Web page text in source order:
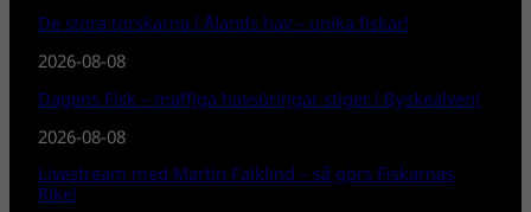
De stora torskarna i Ålands hav – unika fiskar!
2026-08-08
Dagens Fisk – maffiga havsöringar stiger i Byskeälven!
2026-08-08
Livestream med Martin Falklind – så görs Fiskarnas
Rike!